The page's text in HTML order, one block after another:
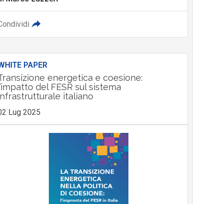
PAPER
energetica e coesione:
del FESR sul sistema
italiano
Lug 2025